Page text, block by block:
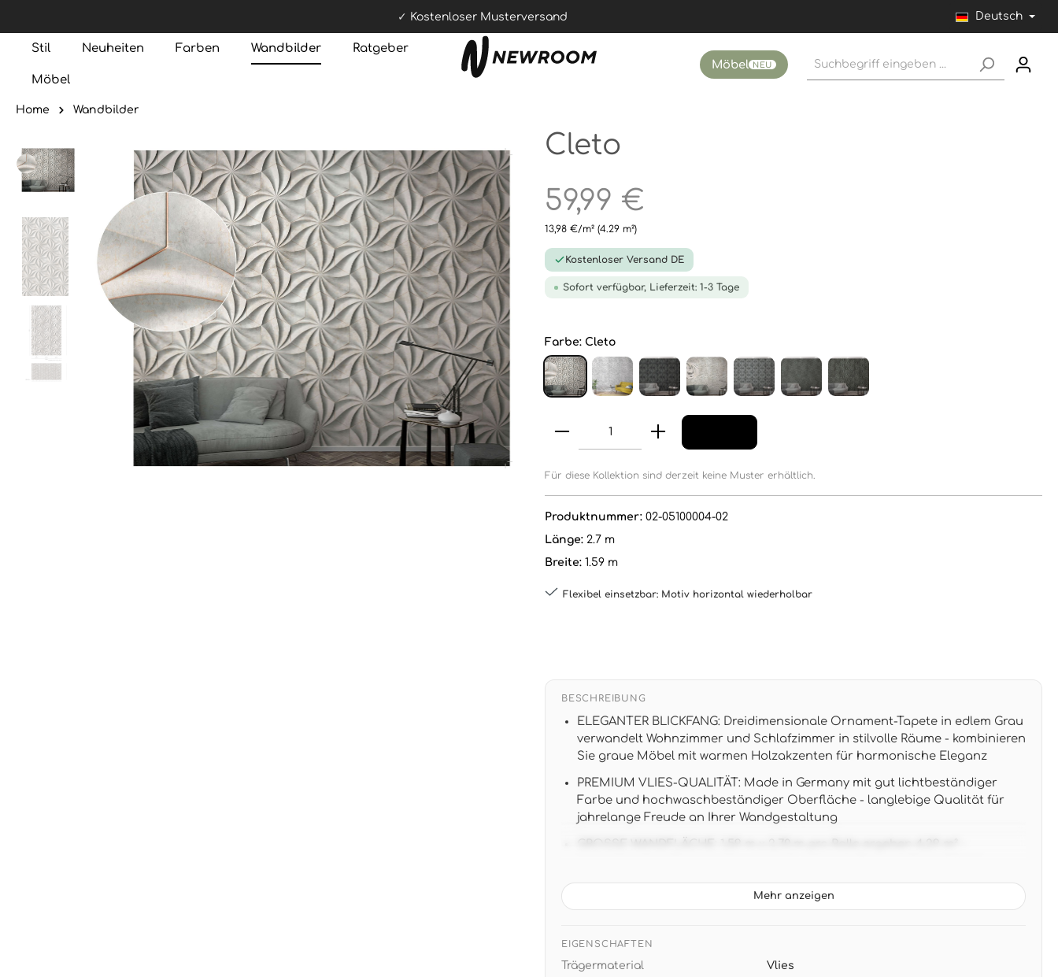
Kostenloser Musterversand Deutsch
Stil Neuheiten Farben Wandbilder Ratgeber
Möbel
Möbel NEU
Home Wandbilder
Cleto
59,99 €
13,98 €/m² (4.29 m²)
Kostenloser Versand DE
Sofort verfügbar, Lieferzeit: 1-3 Tage
Farbe: Cleto
Für diese Kollektion sind derzeit keine Muster erhältlich.
Produktnummer: 02-05100004-02
Länge: 2.7 m
Breite: 1.59 m
Flexibel einsetzbar: Motiv horizontal wiederholbar
BESCHREIBUNG
ELEGANTER BLICKFANG: Dreidimensionale Ornament-Tapete in edlem Grau
verwandelt Wohnzimmer und Schlafzimmer in stilvolle Räume - kombinieren
Sie graue Möbel mit warmen Holzakzenten für harmonische Eleganz
PREMIUM VLIES-QUALITÄT: Made in Germany mit gut lichtbeständiger
Farbe und hochwaschbeständiger Oberfläche - langlebige Qualität für
jahrelange Freude an Ihrer Wandgestaltung
BAROCK MEETS MODERN: Klassische Ornamentik in zeitgemäßer 3D-Optik
anthrazitfarbenen Möbeln
EINFACHE MONTAGE: Vliestapete zum Einkleistern der Wand - schnelle
Mehr anzeigen
EIGENSCHAFTEN
Trägermaterial
Vlies